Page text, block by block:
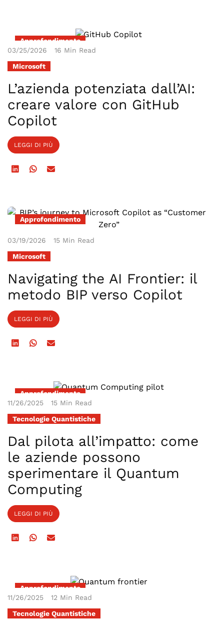
Approfondimento
03/25/2026
16 Min Read
Microsoft
L’azienda potenziata dall’AI:
creare valore con GitHub
Copilot
LEGGI DI PIÙ
Approfondimento
03/19/2026
15 Min Read
Microsoft
Navigating the AI Frontier: il
metodo BIP verso Copilot
LEGGI DI PIÙ
Approfondimento
11/26/2025
15 Min Read
Tecnologie Quantistiche
Dal pilota all’impatto: come
le aziende possono
sperimentare il Quantum
Computing
LEGGI DI PIÙ
Approfondimento
11/26/2025
12 Min Read
Tecnologie Quantistiche